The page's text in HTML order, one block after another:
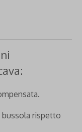
bussola rispetto